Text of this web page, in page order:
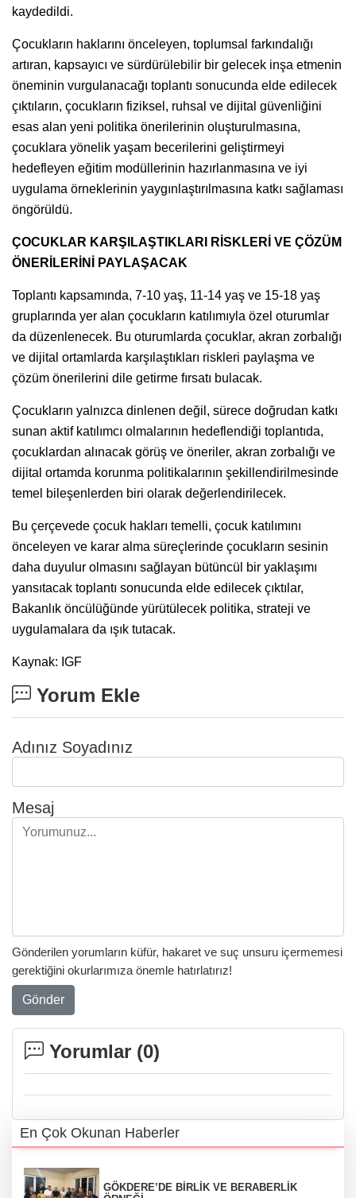
kaydedildi.
Çocukların haklarını önceleyen, toplumsal farkındalığı
artıran, kapsayıcı ve sürdürülebilir bir gelecek inşa etmenin
öneminin vurgulanacağı toplantı sonucunda elde edilecek
çıktıların, çocukların fiziksel, ruhsal ve dijital güvenliğini
esas alan yeni politika önerilerinin oluşturulmasına,
çocuklara yönelik yaşam becerilerini geliştirmeyi
hedefleyen eğitim modüllerinin hazırlanmasına ve iyi
uygulama örneklerinin yaygınlaştırılmasına katkı sağlaması
öngörüldü.
ÇOCUKLAR KARŞILAŞTIKLARI RİSKLERİ VE ÇÖZÜM
ÖNERİLERİNİ PAYLAŞACAK
Toplantı kapsamında, 7-10 yaş, 11-14 yaş ve 15-18 yaş
gruplarında yer alan çocukların katılımıyla özel oturumlar
da düzenlenecek. Bu oturumlarda çocuklar, akran zorbalığı
ve dijital ortamlarda karşılaştıkları riskleri paylaşma ve
çözüm önerilerini dile getirme fırsatı bulacak.
Çocukların yalnızca dinlenen değil, sürece doğrudan katkı
sunan aktif katılımcı olmalarının hedeflendiği toplantıda,
çocuklardan alınacak görüş ve öneriler, akran zorbalığı ve
dijital ortamda korunma politikalarının şekillendirilmesinde
temel bileşenlerden biri olarak değerlendirilecek.
Bu çerçevede çocuk hakları temelli, çocuk katılımını
önceleyen ve karar alma süreçlerinde çocukların sesinin
daha duyulur olmasını sağlayan bütüncül bir yaklaşımı
yansıtacak toplantı sonucunda elde edilecek çıktılar,
Bakanlık öncülüğünde yürütülecek politika, strateji ve
uygulamalara da ışık tutacak.
Kaynak: IGF
Yorum Ekle
Adınız Soyadınız
Mesaj
Gönderilen yorumların küfür, hakaret ve suç unsuru içermemesi
gerektiğini okurlarımıza önemle hatırlatırız!
Gönder
Yorumlar (0)
En Çok Okunan Haberler
GÖKDERE’DE BİRLİK VE BERABERLİK